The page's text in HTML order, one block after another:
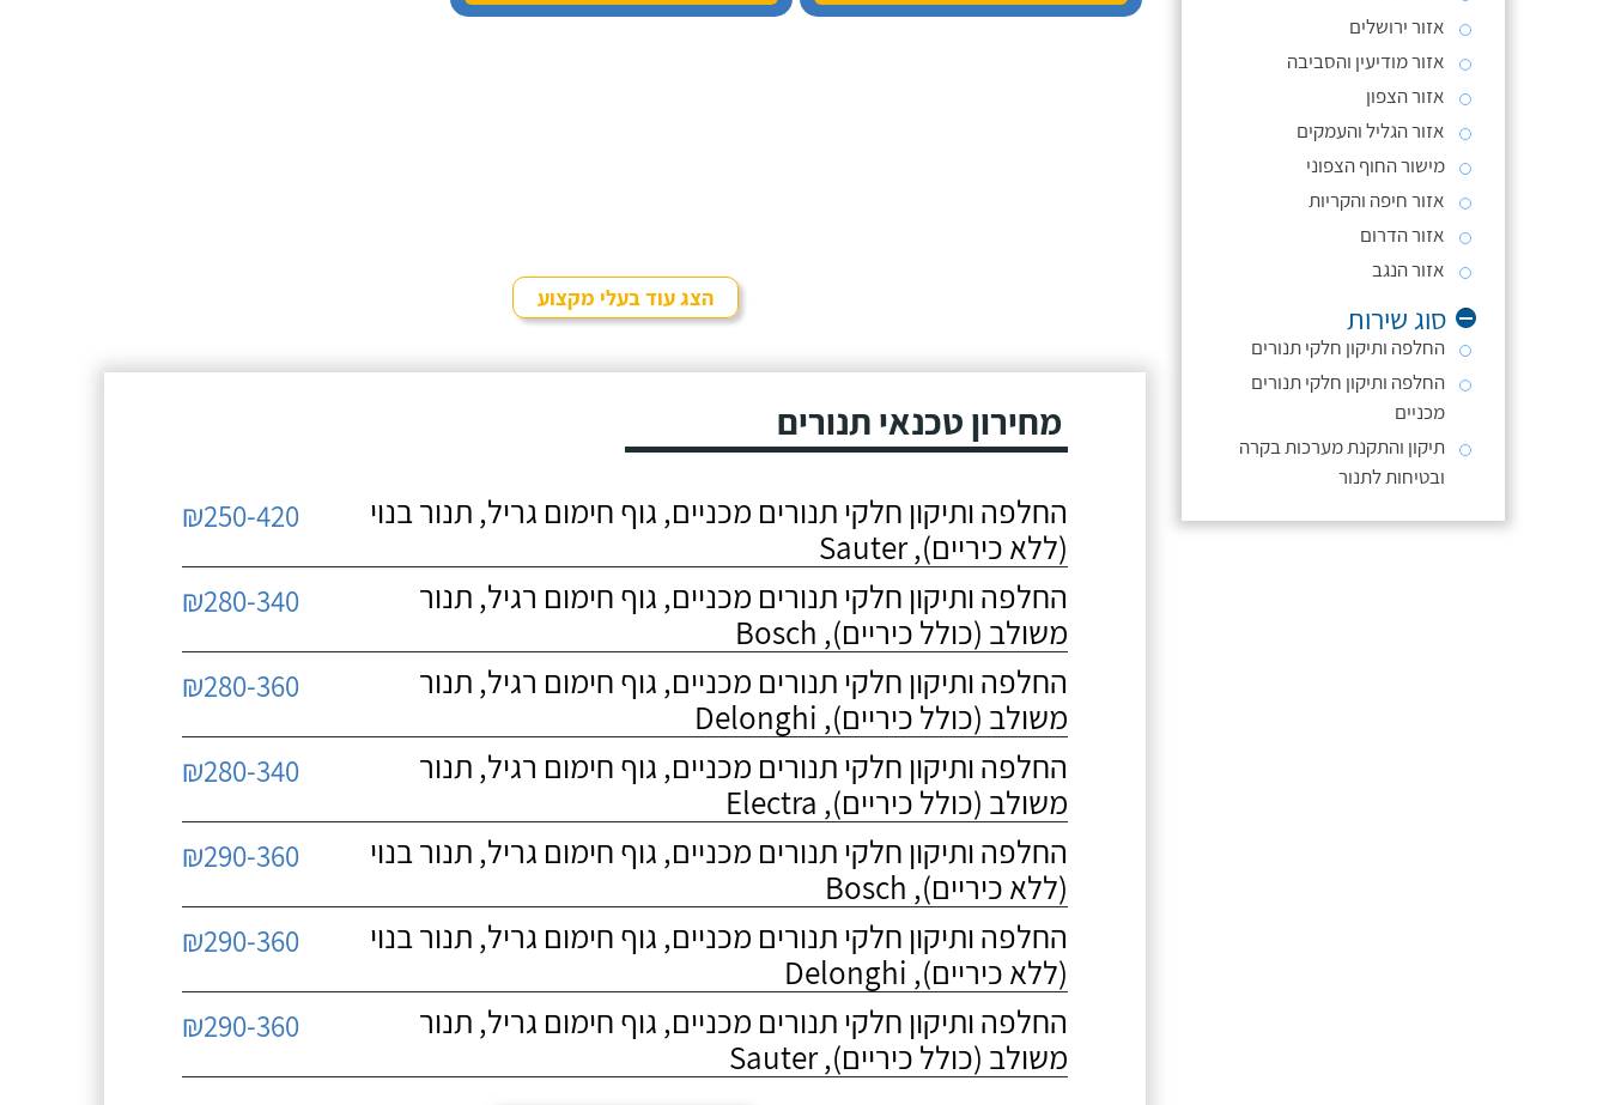
אזור ירושלים
אזור מודיעין והסביבה
אזור הצפון
אזור הגליל והעמקים
מישור החוף הצפוני
אזור חיפה והקריות
אזור הדרום
אזור הנגב
סוג שירות
החלפה ותיקון חלקי תנורים
החלפה ותיקון חלקי תנורים
מכניים
תיקון והתקנת מערכות בקרה
ובטיחות לתנור
הצג עוד בעלי מקצוע
מחירון טכנאי תנורים
החלפה ותיקון חלקי תנורים מכניים, גוף חימום גריל, תנור בנוי
(ללא כיריים), Sauter
₪250-420
החלפה ותיקון חלקי תנורים מכניים, גוף חימום רגיל, תנור
משולב (כולל כיריים), Bosch
₪280-340
החלפה ותיקון חלקי תנורים מכניים, גוף חימום רגיל, תנור
משולב (כולל כיריים), Delonghi
₪280-360
החלפה ותיקון חלקי תנורים מכניים, גוף חימום רגיל, תנור
משולב (כולל כיריים), Electra
₪280-340
החלפה ותיקון חלקי תנורים מכניים, גוף חימום גריל, תנור בנוי
(ללא כיריים), Bosch
₪290-360
החלפה ותיקון חלקי תנורים מכניים, גוף חימום גריל, תנור בנוי
(ללא כיריים), Delonghi
₪290-360
החלפה ותיקון חלקי תנורים מכניים, גוף חימום גריל, תנור
משולב (כולל כיריים), Sauter
₪290-360